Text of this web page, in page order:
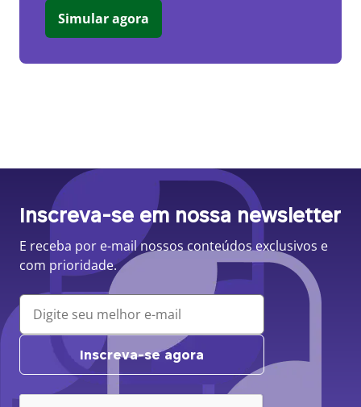
Simular agora
Inscreva-se em nossa newsletter
E receba por e-mail nossos conteúdos exclusivos e
com prioridade.
Inscreva-se agora